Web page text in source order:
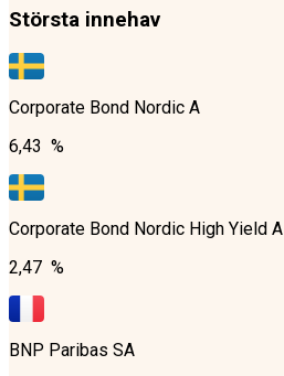
Största innehav
Corporate Bond Nordic A
6,43 %
Corporate Bond Nordic High Yield A
2,47 %
BNP Paribas SA